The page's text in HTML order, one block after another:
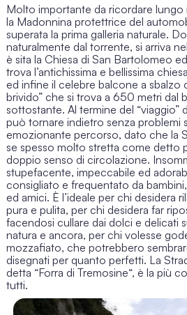
Molto importante da ricordare lungo
la Madonnina protettrice del
superata la prima galleria naturale.
naturalmente dal torrente, si arriva
è sita la Chiesa di San Bartolomeo
trova l’antichissima e bellissima
ed infine il celebre balcone a sbalzo
brivido” che si trova a 650 metri dal
sottostante. Al termine del “viaggio”
può tornare indietro senza problemi
emozionante percorso, dato che la
se spesso molto stretta come detto
doppio senso di circolazione.
stupefacente, impeccabile ed
consigliato e frequentato da
ed amici. È l’ideale per chi desidera
pura e pulita, per chi desidera far
facendosi cullare dai dolci e delicati
natura e ancora, per chi volesse
mozzafiato, che potrebbero
disegnati per quanto perfetti. La
detta “Forra di Tremosine“, è la più
tutti.